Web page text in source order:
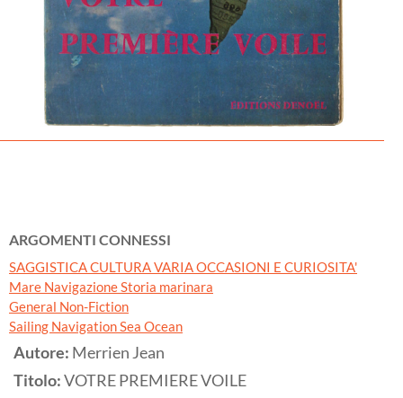
ARGOMENTI CONNESSI
SAGGISTICA CULTURA VARIA OCCASIONI E CURIOSITA'
Mare Navigazione Storia marinara
General Non-Fiction
Sailing Navigation Sea Ocean
Autore: Merrien Jean
Titolo:VOTRE PREMIERE VOILE